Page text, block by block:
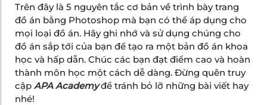
Trên đây là 5 nguyên tắc cơ bản về trình bày trang
đồ án bằng Photoshop mà bạn có thể áp dụng cho
mọi loại đồ án. Hãy ghi nhớ và sử dụng chúng cho
đồ án sắp tới của bạn để tạo ra một bản đồ án khoa
học và hấp dẫn. Chúc các bạn đạt điểm cao và hoàn
thành môn học một cách dễ dàng. Đừng quên truy
cập APA Academyđể tránh bỏ lỡ những bài viết hay
nhé!